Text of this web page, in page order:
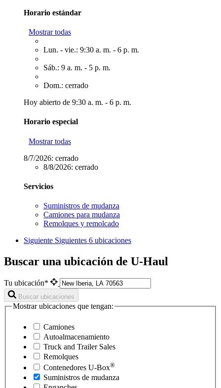
Horario estándar
Mostrar todas
Lun. - vie.: 9:30 a. m. - 6 p. m.
Sáb.: 9 a. m. - 5 p. m.
Dom.: cerrado
Hoy abierto de 9:30 a. m. - 6 p. m.
Horario especial
Mostrar todas
8/7/2026: cerrado
8/8/2026: cerrado
Servicios
Suministros de mudanza
Camiones para mudanza
Remolques y remolcado
Siguiente Siguientes 6 ubicaciones
Buscar una ubicación de U-Haul
Tu ubicación*
Buscar ubicaciones
Mostrar ubicaciones que tengan:
Camiones
Autoalmacenamiento
Truck and Trailer Sales
Remolques
Contenedores U-Box®
Suministros de mudanza